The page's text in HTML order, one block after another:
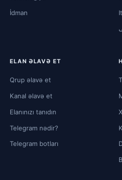
İdman
ELAN ƏLAVƏ ET
Qrup əlavə et
Kanal əlavə et
Elanınızı tanıdın
Telegram nədir?
Telegram botları